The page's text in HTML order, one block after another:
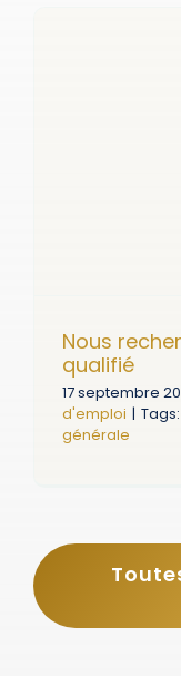
Nous
qualifié
17 septembre
d'emploi | Tags:
générale